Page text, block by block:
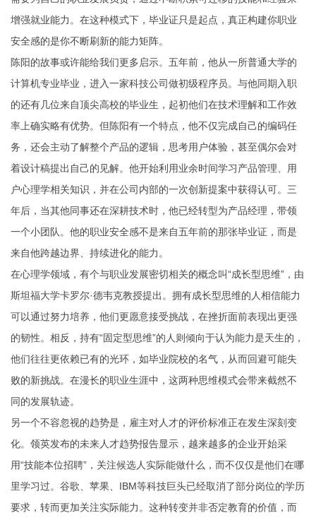
增强就业能力。在这种模式下，毕业证只是起点，真正构建你职业
安全感的是你不断刷新的能力矩阵。
陈阳的故事或许能给我们更多启示。五年前，他从一所普通大学的
计算机专业毕业，进入一家科技公司做初级程序员。与他同期入职
的还有几位来自顶尖高校的毕业生，起初他们在技术理解和工作效
率上确实略有优势。但陈阳有一个特点，他不仅完成自己的编码任
务，还会主动了解整个产品的逻辑，思考用户体验，甚至偶尔会对
着设计稿提出自己的见解。他开始利用业余时间学习产品管理、用
户心理学相关知识，并在公司内部的一次创新提案中获得认可。三
年后，当其他同事还在深耕技术时，他已经转型为产品经理，带领
一个小团队。他的职业安全感不是来自五年前的那张毕业证，而是
来自他跨越边界、持续进化的能力。
在心理学领域，有个与职业发展密切相关的概念叫“成长型思维”，由
斯坦福大学卡罗尔·德韦克教授提出。拥有成长型思维的人相信能力
可以通过努力培养，他们更愿意接受挑战，在挫折面前表现出更强
的韧性。相反，持有“固定型思维”的人则倾向于认为能力是天生的，
他们往往更依赖已有的光环，如毕业院校的名气，从而回避可能失
败的新挑战。在漫长的职业生涯中，这两种思维模式会带来截然不
同的发展轨迹。
另一个不容忽视的趋势是，雇主对人才的评价标准正在发生深刻变
化。领英发布的未来人才趋势报告显示，越来越多的企业开始采
用“技能本位招聘”，关注候选人实际能做什么，而不仅仅是他们在哪
里学习过。谷歌、苹果、IBM等科技巨头已经取消了部分岗位的学历
要求，转而更加关注实际能力。这种转变并非否定教育的价值，而